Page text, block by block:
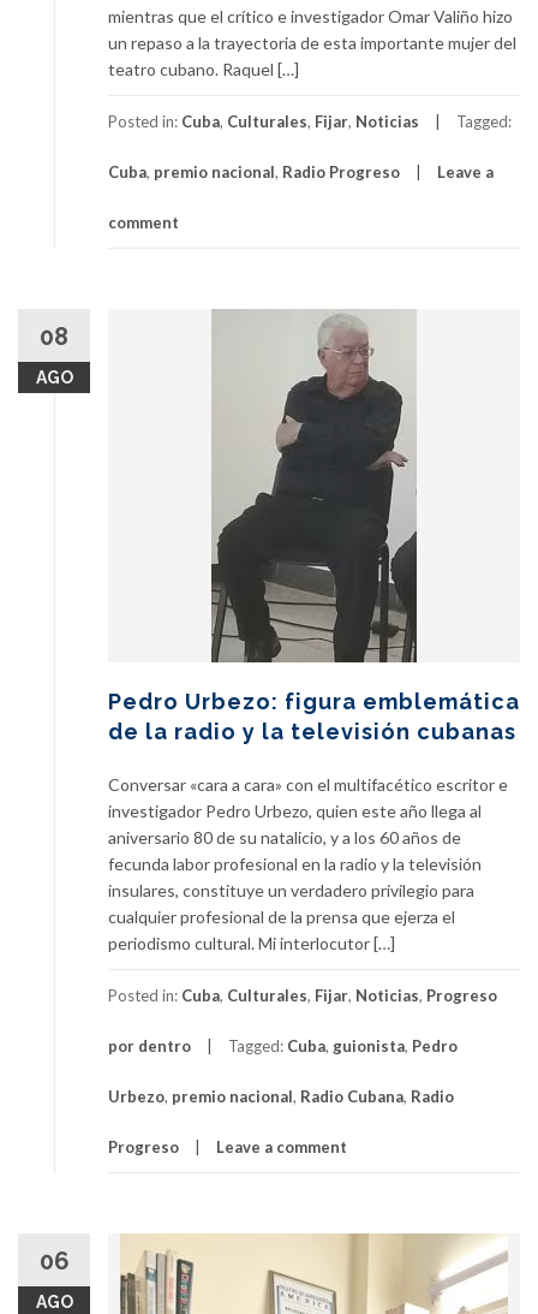
mientras que el crítico e investigador Omar Valiño hizo
un repaso a la trayectoria de esta importante mujer del
teatro cubano. Raquel […]
Posted in: Cuba, Culturales, Fijar, Noticias Tagged:
Cuba, premio nacional, Radio Progreso Leave a
comment
08
AGO
Pedro Urbezo: figura emblemática
de la radio y la televisión cubanas
Conversar «cara a cara» con el multifacético escritor e
investigador Pedro Urbezo, quien este año llega al
aniversario 80 de su natalicio, y a los 60 años de
fecunda labor profesional en la radio y la televisión
insulares, constituye un verdadero privilegio para
cualquier profesional de la prensa que ejerza el
periodismo cultural. Mi interlocutor […]
Posted in: Cuba, Culturales, Fijar, Noticias, Progreso
por dentro Tagged: Cuba, guionista, Pedro
Urbezo, premio nacional, Radio Cubana, Radio
Progreso Leave a comment
06
AGO